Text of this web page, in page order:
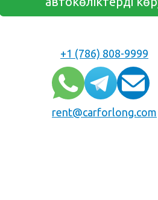
+1 (786) 808-9999
rent@carforlong.com